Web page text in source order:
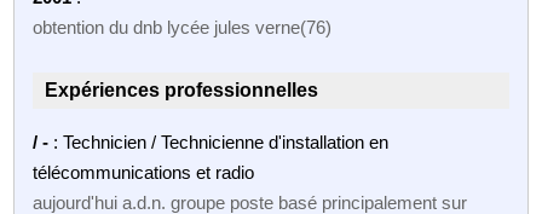
obtention du dnb lycée jules verne(76)
Expériences professionnelles
/ - : Technicien / Technicienne d'installation en
télécommunications et radio
aujourd'hui a.d.n. groupe poste basé principalement sur